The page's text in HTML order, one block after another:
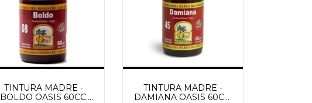
TINTURA MADRE -
BOLDO OASIS 60CC.
TINTURA MADRE -
DAMIANA OASIS 60CC.